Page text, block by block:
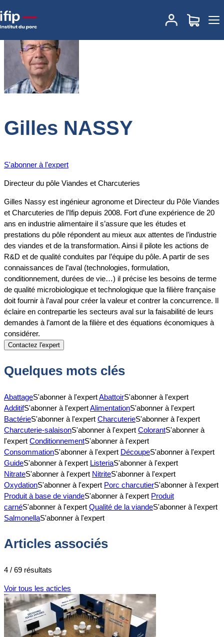
Accueil
Gilles NASSY
S'abonner à l'expert
Directeur du pôle Viandes et Charcuteries
Gilles Nassy est ingénieur agronome et Directeur du Pôle Viandes
et Charcuteries de l’Ifip depuis 2008. Fort d’une expérience de 20
ans en industrie alimentaire il s’assure que les études et
prestations du pôle répondent au mieux aux attentes de l’industrie
des viandes et de la transformation. Ainsi il pilote les actions de
R&D et de qualité conduites par l’équipe du pôle. A partir de ses
connaissances de l’aval (technologies, formulation,
conditionnement, durées de vie…) il précise les besoins de terme
de qualité microbiologique et technologique que la filière française
doit fournir à l’aval pour créer la valeur et contrer la concurrence. Il
éclaire en contrepartie les secteurs aval sur la faisabilité de leurs
demandes à l’amont de la filière et des équations économiques à
considérer.
Contactez l'expert
Quelques mots clés
AbattageS'abonner à l'expertAbattoirS'abonner à l'expert
AdditifS'abonner à l'expertAlimentationS'abonner à l'expert
BactérieS'abonner à l'expert CharcuterieS'abonner à l'expert
Charcuterie-salaisonS'abonner à l'expert ColorantS'abonner à
l'expert ConditionnementS'abonner à l'expert
ConsommationS'abonner à l'expert DécoupeS'abonner à l'expert
GuideS'abonner à l'expert ListeriaS'abonner à l'expert
NitrateS'abonner à l'expert NitriteS'abonner à l'expert
OxydationS'abonner à l'expert Porc charcutierS'abonner à l'expert
Produit à base de viandeS'abonner à l'expert Produit
carnéS'abonner à l'expert Qualité de la viandeS'abonner à l'expert
SalmonellaS'abonner à l'expert
Articles associés
4 / 69 résultats
Voir tous les acticles